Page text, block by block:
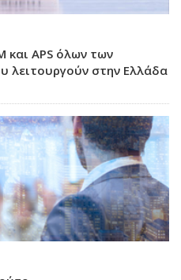
και APS όλων των
λειτουργούν στην Ελλάδα